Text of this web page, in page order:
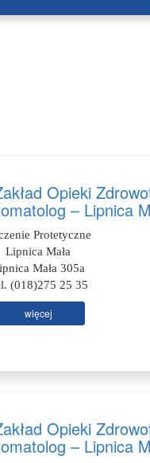
Opieki
– Lipnica
Protetyczne
Lipnica Mała
Mała 305a
(018)275 25 35
więcej
Opieki
– Lipnica